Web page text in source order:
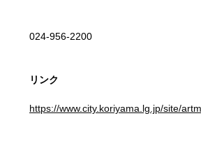
024-956-2200
リンク
https://www.city.koriyama.lg.jp/site/